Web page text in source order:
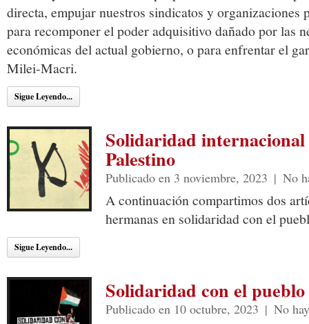
directa, empujar nuestros sindicatos y organizaciones
para recomponer el poder adquisitivo dañado por las
económicas del actual gobierno, o para enfrentar el
Milei-Macri.
Sigue Leyendo...
Solidaridad
Palestino
Publicado en 3 noviembre, 2023 | No
A continuación compartimos dos
hermanas en solidaridad con el
Sigue Leyendo...
Solidaridad con el
Publicado en 10 octubre, 2023 | No